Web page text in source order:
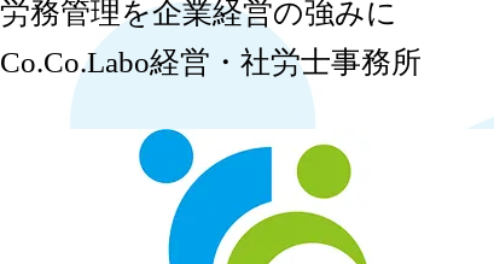
​労務管理を企業経営の強みに
Co.Co.Labo経営・社労士事務所​